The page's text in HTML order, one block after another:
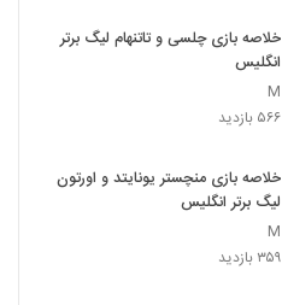
خلاصه بازی چلسی و تاتنهام لیگ برتر
انگلیس
M
۵۶۶ بازدید
خلاصه بازی منچستر یونایتد و اورتون
لیگ برتر انگلیس
M
۳۵۹ بازدید